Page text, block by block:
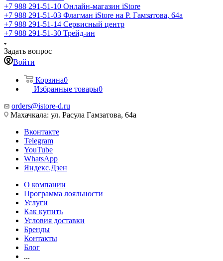
+7 988 291-51-10 Онлайн-магазин iStore
+7 988 291-51-03 Флагман iStore на Р. Гамзатова, 64а
+7 988 291-51-14 Сервисный центр
+7 988 291-51-30 Трейд-ин
Задать вопрос
Войти
Корзина0
Избранные товары0
orders@istore-d.ru
Махачкала: ул. Расула Гамзатова, 64а
Вконтакте
Telegram
YouTube
WhatsApp
Яндекс.Дзен
О компании
Программа лояльности
Услуги
Как купить
Условия доставки
Бренды
Контакты
Блог
...